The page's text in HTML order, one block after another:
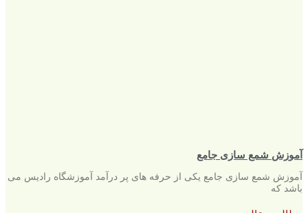
آموزش شمع سازی جامع
آموزش شمع سازی جامع یکی از حرفه های پر درآمد آموزشگاه رادیس می
باشد که